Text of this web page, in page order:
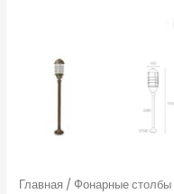
Главная /Фонарные столбы